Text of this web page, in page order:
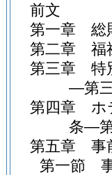
前文
第一章
総
第二章
福
第三章
特
―第
第四章
ホ
条―
第五章
事
第一節